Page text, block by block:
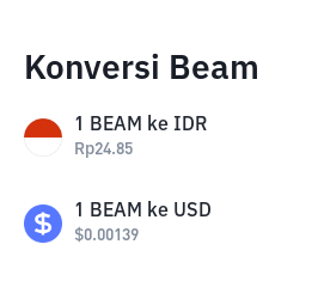
Konversi Beam
1 BEAM ke IDR
Rp24.85
1 BEAM ke USD
$0.00139